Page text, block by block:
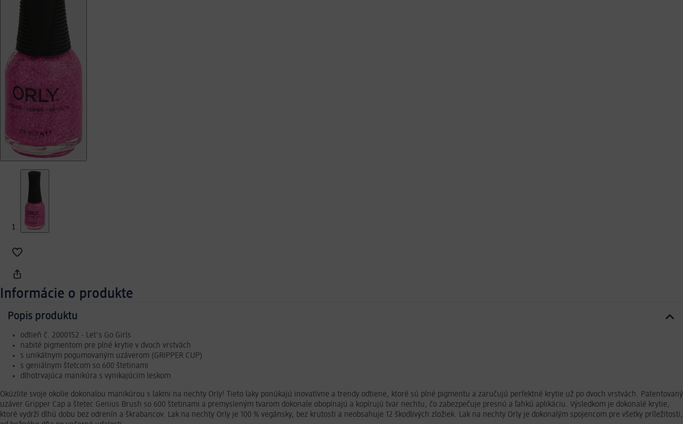
Informácie o produkte
Popis produktu
odtieň č. 2000152 - Let's Go Girls
nabité pigmentom pre plné krytie v dvoch vrstvách
s unikátnym pogumovaným uzáverom (GRIPPER CUP)
s geniálnym štetcom so 600 štetinami
dlhotrvajúca manikúra s vynikajúcim leskom
Okúzlite svoje okolie dokonalou manikúrou s lakmi na nechty Orly! Tieto laky ponúkajú inovatívne a trendy odtiene, ktoré sú plné pigmentu a zaručujú perfektné krytie už po dvoch vrstvách. Patentovaný
uzáver Gripper Cap a štetec Genius Brush so 600 štetinami a premysleným tvarom dokonale obopínajú a kopírujú tvar nechtu, čo zabezpečuje presnú a ľahkú aplikáciu. Výsledkom je dokonalé krytie,
ktoré vydrží dlhú dobu bez odrenín a škrabancov. Lak na nechty Orly je 100 % vegánsky, bez krutosti a neobsahuje 12 škodlivých zložiek. Lak na nechty Orly je dokonalým spojencom pre všetky príležitosti,